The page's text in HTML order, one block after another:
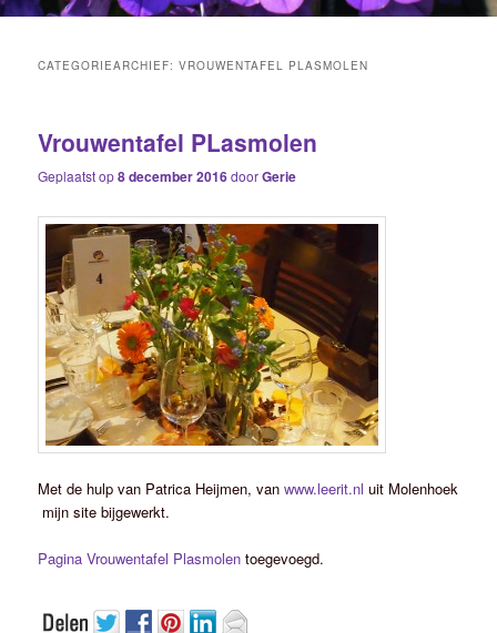
CATEGORIEARCHIEF:VROUWENTAFEL PLASMOLEN
Vrouwentafel PLasmolen
Geplaatst op8 december 2016doorGerie
Met de hulp van Patrica Heijmen, vanwww.leerit.nluit Molenhoek
mijn site bijgewerkt.
Pagina Vrouwentafel Plasmolen toegevoegd.